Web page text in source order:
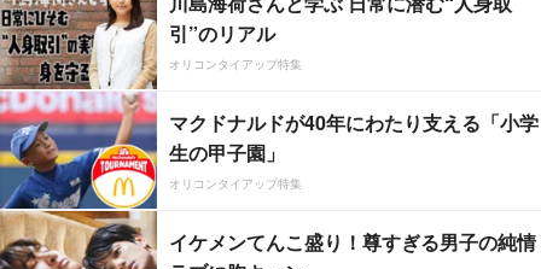
引”のリアル
オリコンタイアップ特集
マクドナルドが40年にわたり支える「小学
生の甲子園」
オリコンタイアップ特集
イケメンてんこ盛り！尊すぎる男子の純情